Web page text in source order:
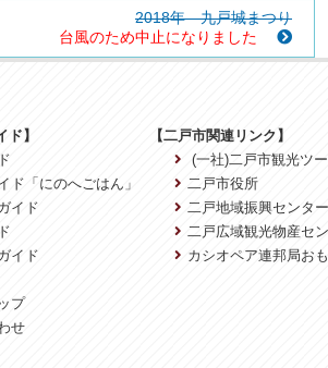
2018年 九戸城まつり
台風のため中止になりました
ド】
ド「にのへごはん」
イド
イド
プ
せ
【二戸市関連リンク】
(一社)二戸市観光ツ
二戸市役所
二戸地域振興センター
二戸広域観光物産セ
カシオペア連邦局お